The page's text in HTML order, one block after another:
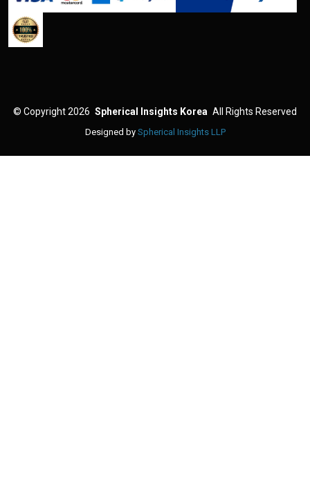
© Copyright 2026 Spherical Insights Korea All Rights Reserved
Designed by Spherical Insights LLP